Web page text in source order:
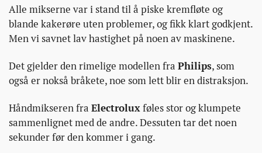
Alle mikserne var i stand til å piske kremfløte og
blande kakerøre uten problemer, og fikk klart godkjent.
Men vi savnet lav hastighet på noen av maskinene.
Det gjelder den rimelige modellen fra Philips, som
også er nokså bråkete, noe som lett blir en distraksjon.
Håndmikseren fra Electroluxføles stor og klumpete
sammenlignet med de andre. Dessuten tar det noen
sekunder før den kommer i gang.